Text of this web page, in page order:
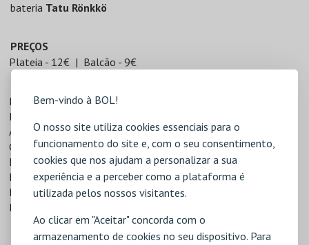
Bem-vindo à BOL!
O nosso site utiliza cookies essenciais para o
funcionamento do site e, com o seu consentimento,
cookies que nos ajudam a personalizar a sua
experiência e a perceber como a plataforma é
utilizada pelos nossos visitantes.
Ao clicar em "Aceitar" concorda com o
armazenamento de cookies no seu dispositivo. Para
bateria Tatu Rönkkö
PREÇOS
Plateia - 12€
Balcão - 9€
Pack 2 Bilhetes
Pack 3 Bilhetes
Pack 5 Bilhetes
Amigos Bibl. Penafiel
Amigos Museu Penafiel
Cartão Família Numerosa
Crianças e Estudantes
Funcionários EM
Funcionários Municipio
Pack 2 Bilhetes
Pack 3 Bilhetes
Pack 4 Bilhetes
Pack 5 Bilhetes
Pessoa Neces. Específicas
Profissionais Artes